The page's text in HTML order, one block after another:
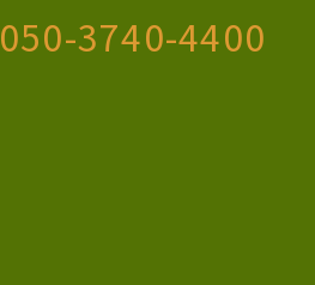
050-3740-4400